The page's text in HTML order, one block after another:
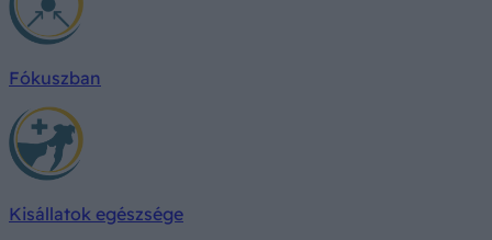
Fókuszban
Kisállatok egészsége